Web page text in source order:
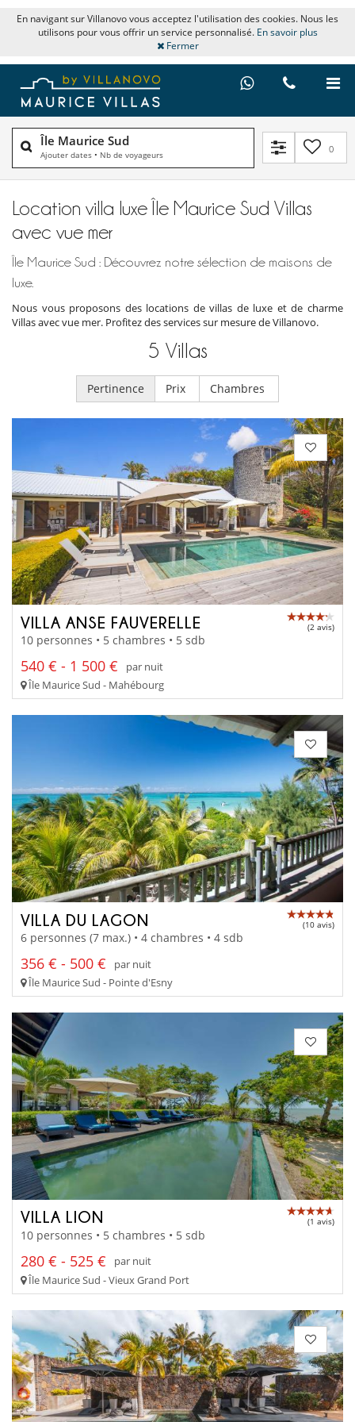
En navigant sur Villanovo vous acceptez l'utilisation des cookies. Nous les
utilisons pour vous offrir un service personnalisé. En savoir plus
Fermer
Île Maurice Sud
Ajouter dates • Nb de voyageurs 0
Location villa luxe Île Maurice Sud Villas
avec vue mer
Île Maurice Sud : Découvrez notre sélection de maisons de
luxe.
Nous vous proposons des locations de villas de luxe et de charme
Villas avec vue mer. Profitez des services sur mesure de Villanovo.
5 Villas
Pertinence Prix Chambres
VILLA ANSE FAUVERELLE (2 avis)
10 personnes • 5 chambres • 5 sdb
540 € - 1 500 €
par nuit
Île Maurice Sud - Mahébourg
VILLA DU LAGON (10 avis)
6 personnes (7 max.) • 4 chambres • 4 sdb
356 € - 500 €
par nuit
Île Maurice Sud - Pointe d'Esny
VILLA LION (1 avis)
10 personnes • 5 chambres • 5 sdb
280 € - 525 €
par nuit
Île Maurice Sud - Vieux Grand Port